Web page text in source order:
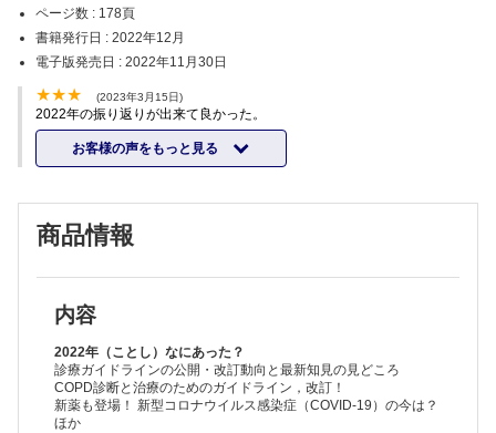
ページ数 : 178頁
書籍発行日 : 2022年12月
電子版発売日 : 2022年11月30日
(2023年3月15日)
2022年の振り返りが出来て良かった。
お客様の声をもっと見る
商品情報
内容
2022年（ことし）なにあった？
診療ガイドラインの公開・改訂動向と最新知見の見どころ
COPD診断と治療のためのガイドライン，改訂！
新薬も登場！ 新型コロナウイルス感染症（COVID-19）の今は？
ほか